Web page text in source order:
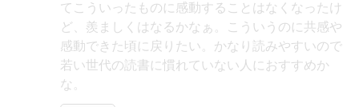
てこういったものに感動することはなくなったけ
ど、羨ましくはなるかなぁ。こういうのに共感や
感動できた頃に戻りたい。かなり読みやすいので
若い世代の読書に慣れていない人におすすめか
な。